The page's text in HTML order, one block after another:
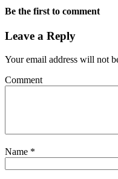
Be the first to comment
Leave a Reply
Your email address will not
Comment
Name *